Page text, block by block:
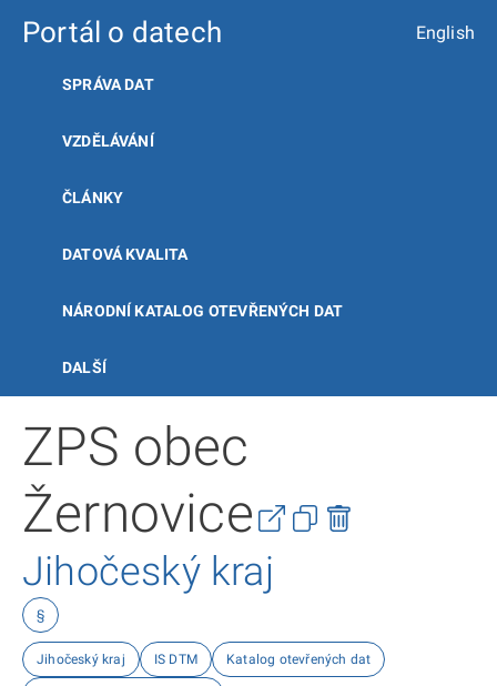
Portál o datech English
SPRÁVA DAT
VZDĚLÁVÁNÍ
ČLÁNKY
DATOVÁ KVALITA
NÁRODNÍ KATALOG OTEVŘENÝCH DAT
DALŠÍ
ZPS obec
Žernovice
Jihočeský kraj
§
Jihočeský kraj IS DTM Katalog otevřených dat